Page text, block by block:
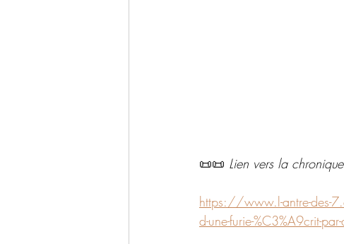
📜📜 Lien vers la
https://www.l-antre-des-
d-une-furie-%C3%A9crit-